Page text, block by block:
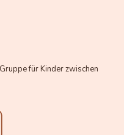
für Kinder zwischen